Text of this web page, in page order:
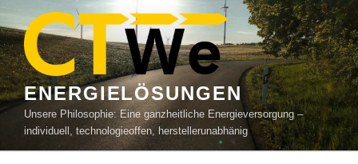
Inhalt
springen
ENERGIELÖSUNGEN
Unsere Philosophie: Eine ganzheitliche Energieversorgung –
individuell, technologieoffen, herstellerunabhänig